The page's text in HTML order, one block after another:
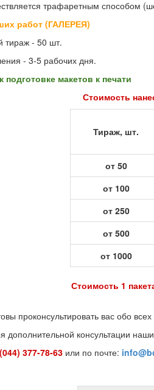
трафаретным способом
работ (ГАЛЕРЕЯ)
тираж - 50 шт.
- 3-5 рабочих дня.
подготовке макетов к печати
Стоимость
Тираж, шт.
от 50
от 100
от 250
от 500
от 1000
Стоимость 1
проконсультировать вас обо
дополнительной консультации
(044) 377-78-63 или по почте: